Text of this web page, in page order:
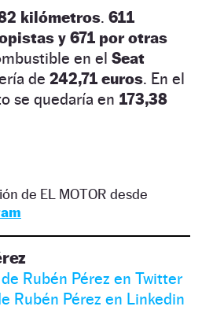
kilómetros. 611
y 671 por otras
en el Seat
de 242,71 euros. En el
se quedaría en 173,38
de EL MOTOR desde
Rubén Pérez en Twitter
Rubén Pérez en Linkedin